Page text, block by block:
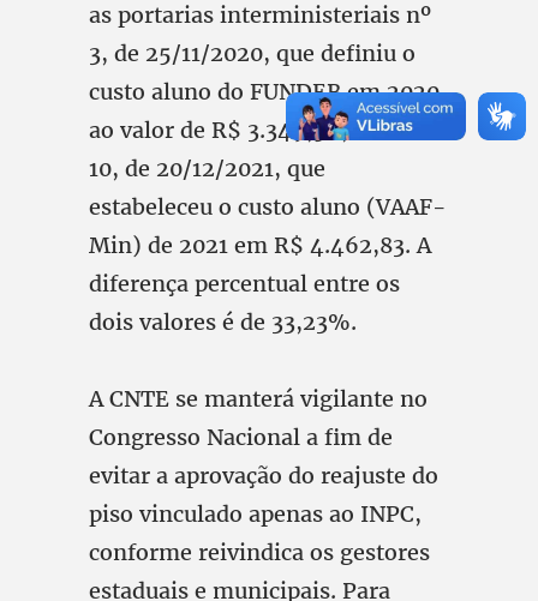
as portarias interministeriais nº
3, de 25/11/2020, que definiu o
custo aluno do FUNDEB em 2020
ao valor de R$ 3.349,56, e a de nº
10, de 20/12/2021, que
estabeleceu o custo aluno (VAAF-
Min) de 2021 em R$ 4.462,83. A
diferença percentual entre os
dois valores é de 33,23%.
A CNTE se manterá vigilante no
Congresso Nacional a fim de
evitar a aprovação do reajuste do
piso vinculado apenas ao INPC,
conforme reivindica os gestores
estaduais e municipais. Para